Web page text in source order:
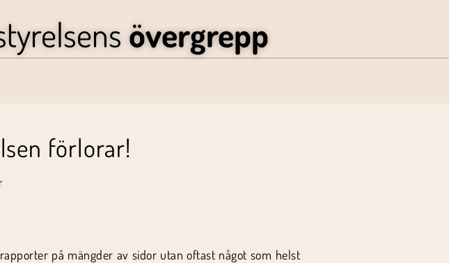
övergrepp
förlorar!
på mängder av sidor utan oftast något som helst